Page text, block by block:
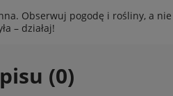
Obserwuj pogodę i rośliny, a
– działaj!
(0)